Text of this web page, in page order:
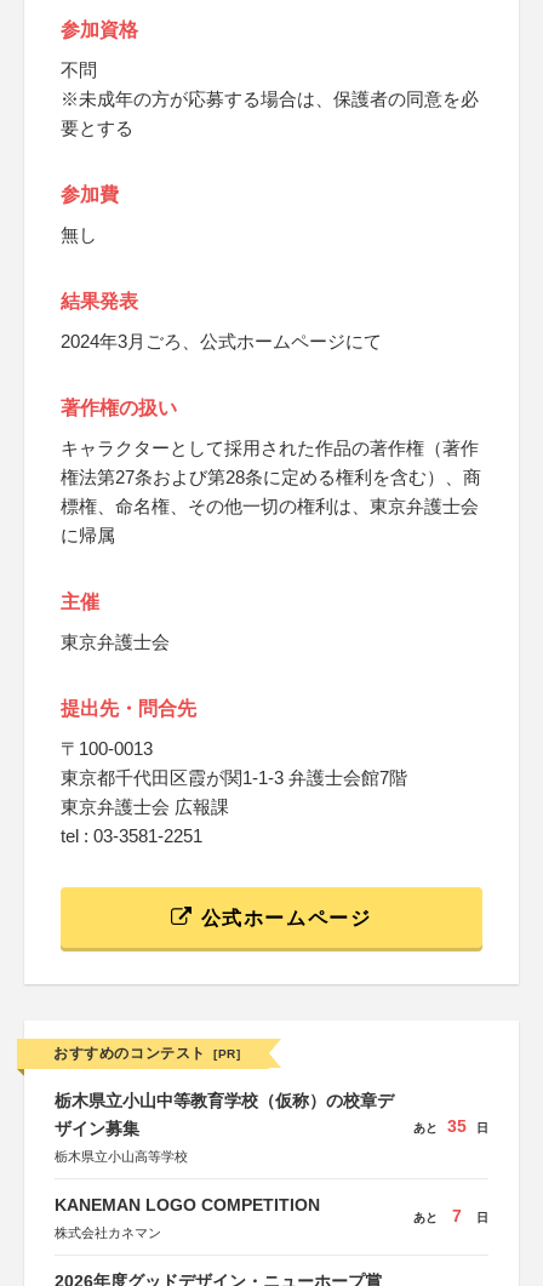
参加資格
不問
※未成年の方が応募する場合は、保護者の同意を必
要とする
参加費
無し
結果発表
2024年3月ごろ、公式ホームページにて
著作権の扱い
キャラクターとして採用された作品の著作権（著作
権法第27条および第28条に定める権利を含む）、商
標権、命名権、その他一切の権利は、東京弁護士会
に帰属
主催
東京弁護士会
提出先・問合先
〒100-0013
東京都千代田区霞が関1-1-3 弁護士会館7階
東京弁護士会 広報課
tel : 03-3581-2251
公式ホームページ
おすすめのコンテスト [PR]
栃木県立小山中等教育学校（仮称）の校章デ
ザイン募集
栃木県立小山高等学校
あと 35 日
KANEMAN LOGO COMPETITION
株式会社カネマン
あと 7 日
2026年度グッドデザイン・ニューホープ賞